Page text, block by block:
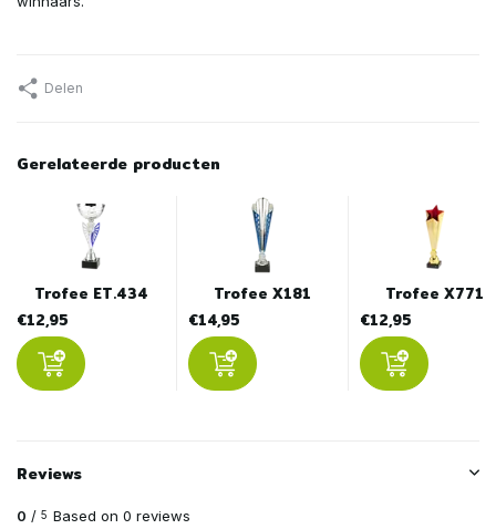
Delen
Gerelateerde producten
Trofee ET.434
€12,95
Trofee X181
€14,95
Trofee X771
€12,95
Reviews
0 / 5 Based on 0 reviews